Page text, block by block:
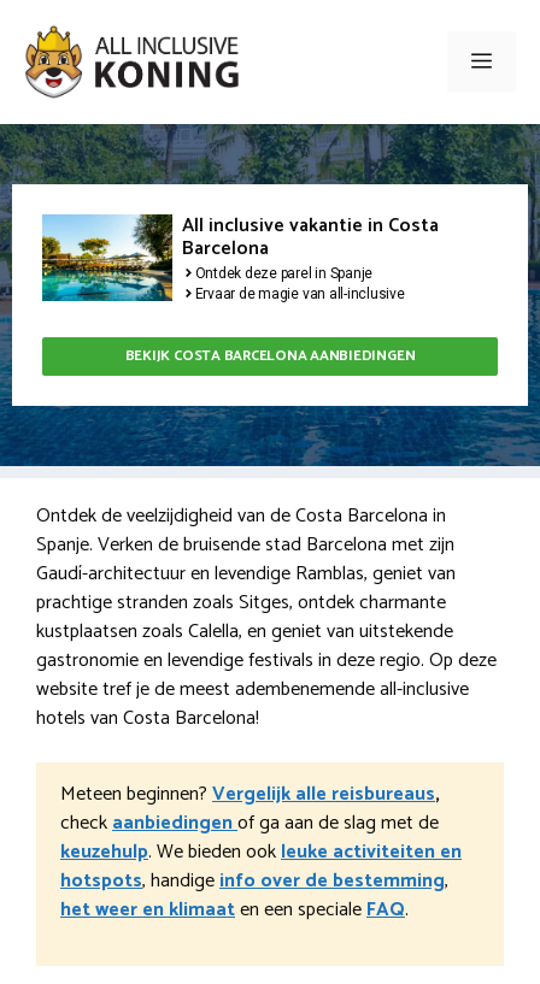
naar
inhoud
Menu
All inclusive vakantie in Costa
Barcelona
Ontdek deze parel in Spanje
Ervaar de magie van all-inclusive
BEKIJK COSTA BARCELONA AANBIEDINGEN
Ontdek de veelzijdigheid van de Costa Barcelona in
Spanje. Verken de bruisende stad Barcelona met zijn
Gaudí-architectuur en levendige Ramblas, geniet van
prachtige stranden zoals Sitges, ontdek charmante
kustplaatsen zoals Calella, en geniet van uitstekende
gastronomie en levendige festivals in deze regio. Op deze
website tref je de meest adembenemende all-inclusive
hotels van Costa Barcelona!
Meteen beginnen?Vergelijk alle reisbureaus,
checkaanbiedingenof ga aan de slag met de
keuzehulp. We bieden ookleuke activiteiten en
hotspots, handigeinfo over de bestemming,
het weer en klimaaten een specialeFAQ.